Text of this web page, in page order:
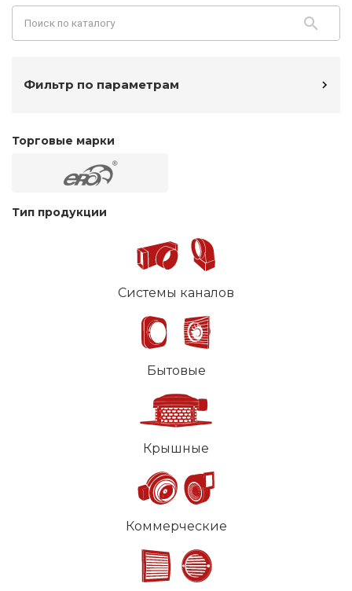
Фильтр по параметрам
Торговые марки
Тип продукции
Системы каналов
Бытовые
Крышные
Коммерческие